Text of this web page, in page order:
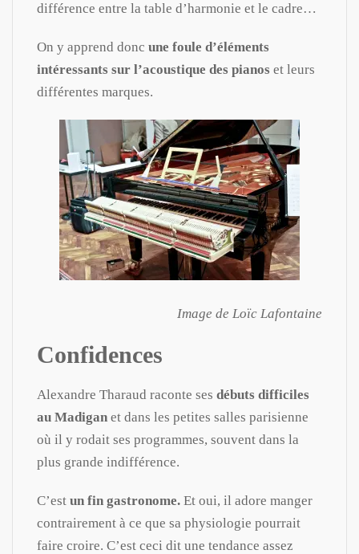
différence entre la table d’harmonie et le cadre…
On y apprend donc une foule d’éléments
intéressants sur l’acoustique des pianos et leurs
différentes marques.
Image de Loïc Lafontaine
Confidences
Alexandre Tharaud raconte ses débuts difficiles
au Madigan et dans les petites salles parisienne
où il y rodait ses programmes, souvent dans la
plus grande indifférence.
C’est un fin gastronome. Et oui, il adore manger
contrairement à ce que sa physiologie pourrait
faire croire. C’est ceci dit une tendance assez